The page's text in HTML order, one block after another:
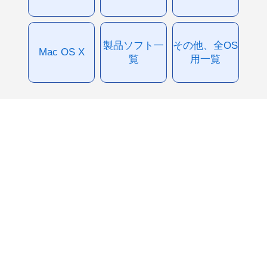
Mac OS X
製品ソフト一
覧
その他、全OS
用一覧